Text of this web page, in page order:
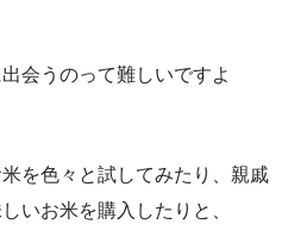
会うのって難しいですよ
を色々と試してみたり、親戚
いお米を購入したりと、